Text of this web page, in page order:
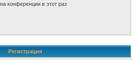
конференции в этот раз
Регистрация